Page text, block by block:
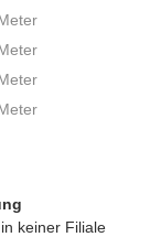
keiner Filiale